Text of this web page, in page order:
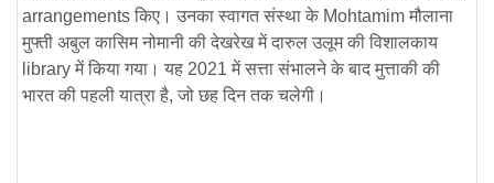
arrangements किए। उनका स्वागत संस्था के Mohtamim मौलाना
मुफ्ती अबुल कासिम नोमानी की देखरेख में दारुल उलूम की विशालकाय
library में किया गया। यह 2021 में सत्ता संभालने के बाद मुत्ताकी की
भारत की पहली यात्रा है, जो छह दिन तक चलेगी।